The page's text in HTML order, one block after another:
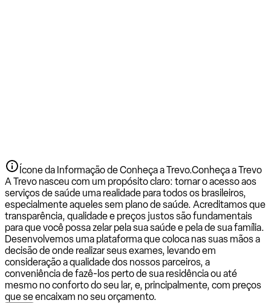
Ícone da Informação de Conheça a Trevo.Conheça a Trevo
A Trevo nasceu com um propósito claro: tornar o acesso aos
serviços de saúde uma realidade para todos os brasileiros,
especialmente aqueles sem plano de saúde. Acreditamos que
transparência, qualidade e preços justos são fundamentais
para que você possa zelar pela sua saúde e pela de sua família.
Desenvolvemos uma plataforma que coloca nas suas mãos a
decisão de onde realizar seus exames, levando em
consideração a qualidade dos nossos parceiros, a
conveniência de fazê-los perto de sua residência ou até
mesmo no conforto do seu lar, e, principalmente, com preços
que se encaixam no seu orçamento.